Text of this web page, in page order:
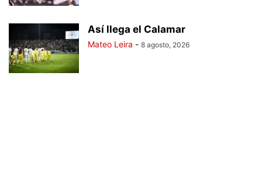
Así llega el Calamar
Mateo Leira - 8 agosto, 2026